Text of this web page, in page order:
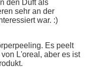
den Duft als
sehr an der
war. :)
Es peelt
L'oreal, aber es ist